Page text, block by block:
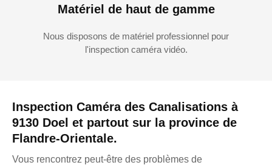
Inspection Caméra des Canalisations à
9130 Doel et partout sur la province de
Flandre-Orientale.
Vous rencontrez peut-être des problèmes de
Matériel de haut de gamme
Nous disposons de matériel professionnel pour
l'inspection caméra vidéo.